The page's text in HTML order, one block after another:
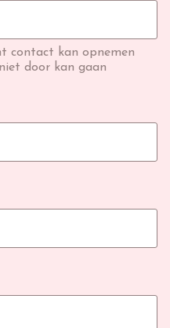
contact kan opnemen
door kan gaan